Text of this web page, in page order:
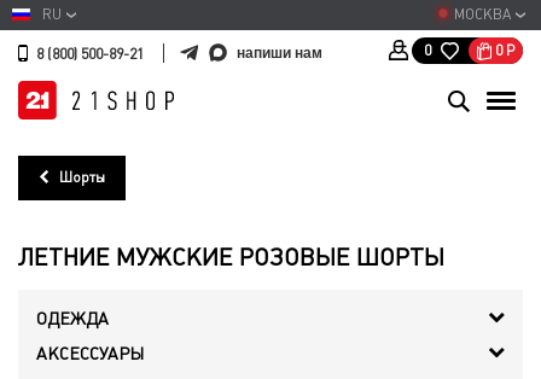
МОСКВА
RU
8 (800) 500-89-21 напиши нам 0 0 Р
Шорты
ЛЕТНИЕ МУЖСКИЕ РОЗОВЫЕ ШОРТЫ
ОДЕЖДА
АКСЕССУАРЫ